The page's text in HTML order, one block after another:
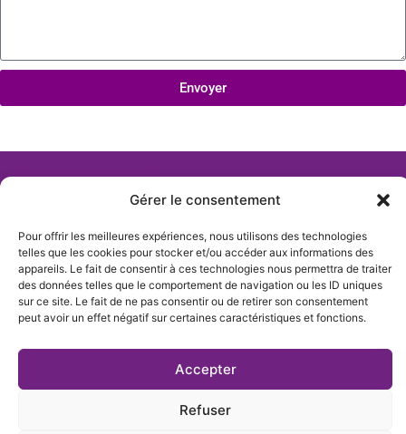
Gérer le consentement
Pour offrir les meilleures expériences, nous utilisons des technologies
telles que les cookies pour stocker et/ou accéder aux informations des
appareils. Le fait de consentir à ces technologies nous permettra de traiter
des données telles que le comportement de navigation ou les ID uniques
sur ce site. Le fait de ne pas consentir ou de retirer son consentement
peut avoir un effet négatif sur certaines caractéristiques et fonctions.
Accepter
Refuser
Envoyer
Nous Contacter